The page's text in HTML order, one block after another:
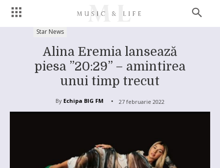
Star News
Alina Eremia lansează
piesa ”20:29” – amintirea
unui timp trecut
By Echipa BIG FM 27 februarie 2022